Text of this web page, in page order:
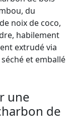
du
noix de coco,
habilement
extrudé via
et emballé
une
de